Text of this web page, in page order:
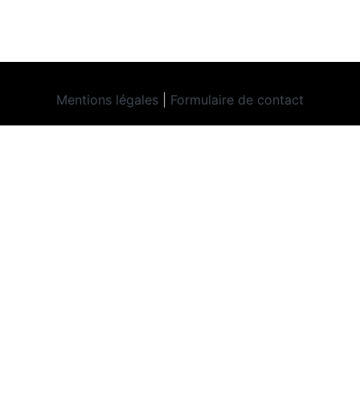
Mentions légales Formulaire de contact